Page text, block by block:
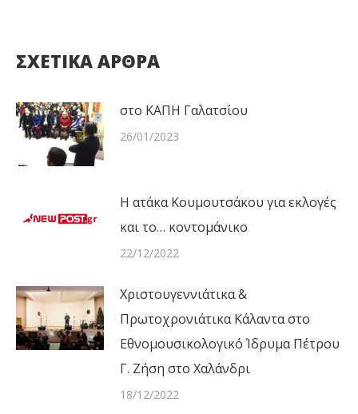
ΣΧΕΤΙΚΑ ΑΡΘΡΑ
στο ΚΑΠΗ Γαλατσίου
26/01/2023
Η ατάκα Κουμουτσάκου για εκλογές
και το… κοντομάνικο
22/12/2022
Χριστουγεννιάτικα &
Πρωτοχρονιάτικα Κάλαντα στο
Εθνομουσικολογικό Ίδρυμα Πέτρου
Γ. Ζήση στο Χαλάνδρι
18/12/2022